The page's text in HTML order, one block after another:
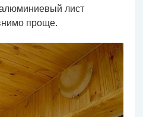
лист
проще.